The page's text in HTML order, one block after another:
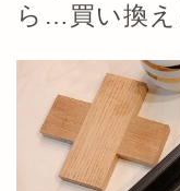
ら…買い換え